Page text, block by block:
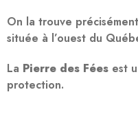
On la trouve
située à l’ouest du
La Pierre des Fées est
protection.